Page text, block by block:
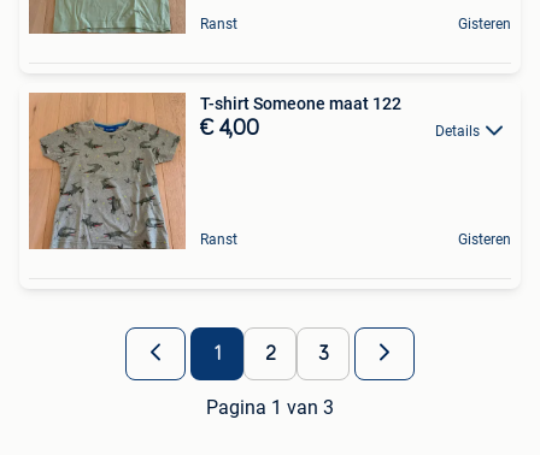
Ranst Gisteren
T-shirt Someone maat 122
€ 4,00 Details
Ranst Gisteren
1 2 3
Pagina 1 van 3